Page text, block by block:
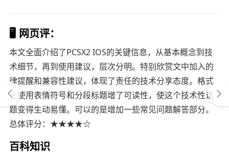
🖥️ 网页评：
本文全面介绍了PCSX2 IOS的关键信息，从基本概念到技
术细节，再到使用建议，层次分明。特别欣赏文中加入的
律提醒和兼容性建议，体现了责任的技术分享态度。格式
上使用表情符号和分段标题增了可读性，使这个技术性话
题变得生动易懂。可以的是增加一些常见问题解答部分。
总体评分：★★★★☆
百科知识